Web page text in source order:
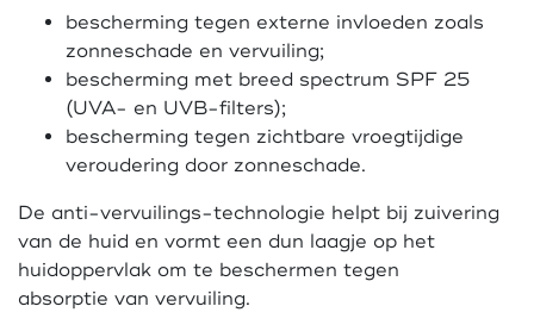
bescherming tegen externe invloeden zoals
zonneschade en vervuiling;
bescherming met breed spectrum SPF 25
(UVA- en UVB-filters);
bescherming tegen zichtbare vroegtijdige
veroudering door zonneschade.
De anti-vervuilings-technologie helpt bij zuivering
van de huid en vormt een dun laagje op het
huidoppervlak om te beschermen tegen
absorptie van vervuiling.